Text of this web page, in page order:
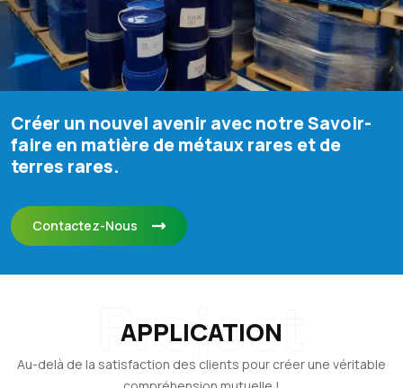
Créer un nouvel avenir avec notre Savoir-
faire en matière de métaux rares et de
terres rares.
Contactez-Nous
APPLICATION
Au-delà de la satisfaction des clients pour créer une véritable
Project